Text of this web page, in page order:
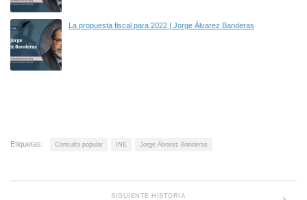
La propuesta fiscal para 2022 | Jorge Álvarez Banderas
Etiquetas: Consulta popular INE Jorge Álvarez Banderas
SIGUIENTE HISTORIA